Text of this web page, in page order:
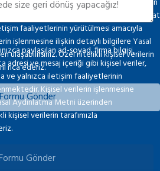
mesaj içeriği gibi kişisel veriler, ilgili mevzuat
faaliyetlerinin yürütülmesi amacıyla
işlenmesine ilişkin detaylı bilgilereYasal
ulaşabilirsiniz. Özel nitelikli kişisel verilerin
rica ederiz.
Formu Gönder
paylaşılan ad-soyad, firma bilgisi,
adresi ve mesaj içeriği gibi kişisel veriler,
ve yalnızca iletişim faaliyetlerinin
Kişisel verilerin işlenmesine
Aydınlatma Metni üzerinden
kişisel verilerin tarafımızla
Gönder